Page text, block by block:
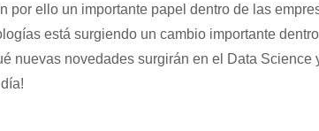
por ello un importante papel dentro de las
está surgiendo un cambio importante
nuevas novedades surgirán en el Data Science